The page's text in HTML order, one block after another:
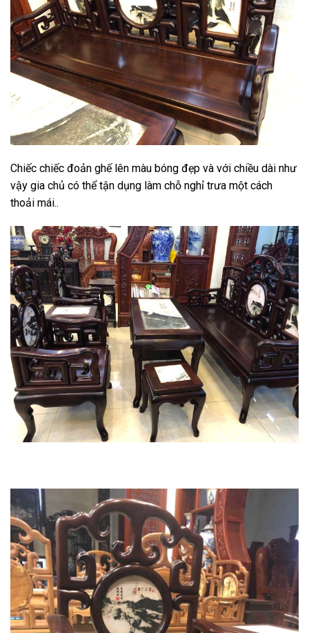
Chiếc chiếc đoản ghế lên màu bóng đẹp và với chiều dài như
vậy gia chủ có thể tận dụng làm chỗ nghỉ trưa một cách
thoải mái..